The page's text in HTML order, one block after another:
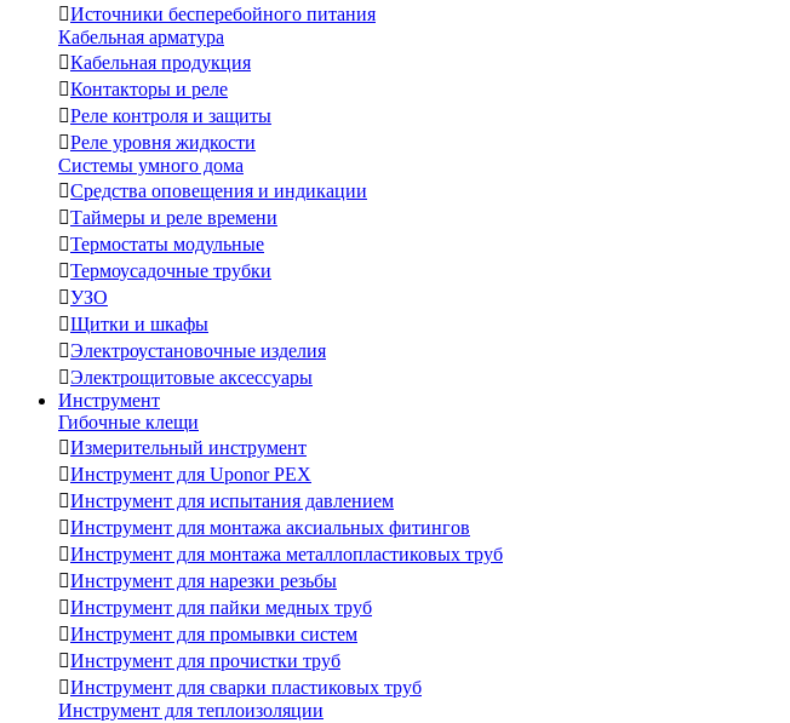
Источники бесперебойного питания
Кабельная арматура
Кабельная продукция
Контакторы и реле
Реле контроля и защиты
Реле уровня жидкости
Системы умного дома
Средства оповещения и индикации
Таймеры и реле времени
Термостаты модульные
Термоусадочные трубки
УЗО
Щитки и шкафы
Электроустановочные изделия
Электрощитовые аксессуары
Инструмент
Гибочные клещи
Измерительный инструмент
Инструмент для Uponor PEX
Инструмент для испытания давлением
Инструмент для монтажа аксиальных фитингов
Инструмент для монтажа металлопластиковых труб
Инструмент для нарезки резьбы
Инструмент для пайки медных труб
Инструмент для промывки систем
Инструмент для прочистки труб
Инструмент для сварки пластиковых труб
Инструмент для теплоизоляции